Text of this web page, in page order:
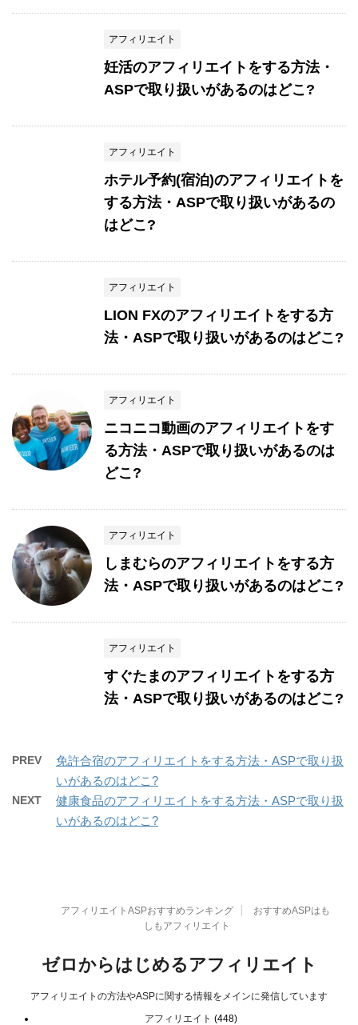
アフィリエイト
妊活のアフィリエイトをする方法・
ASPで取り扱いがあるのはどこ?
アフィリエイト
ホテル予約(宿泊)のアフィリエイトを
する方法・ASPで取り扱いがあるの
はどこ?
アフィリエイト
LION FXのアフィリエイトをする方
法・ASPで取り扱いがあるのはどこ?
アフィリエイト
ニコニコ動画のアフィリエイトをす
る方法・ASPで取り扱いがあるのは
どこ?
アフィリエイト
しまむらのアフィリエイトをする方
法・ASPで取り扱いがあるのはどこ?
アフィリエイト
すぐたまのアフィリエイトをする方
法・ASPで取り扱いがあるのはどこ?
PREV
免許合宿のアフィリエイトをする方法・ASPで取り扱
いがあるのはどこ?
NEXT
健康食品のアフィリエイトをする方法・ASPで取り扱
いがあるのはどこ?
アフィリエイトASPおすすめランキング
おすすめASPはも
しもアフィリエイト
ゼロからはじめるアフィリエイト
アフィリエイトの方法やASPに関する情報をメインに発信しています
アフィリエイト (448)